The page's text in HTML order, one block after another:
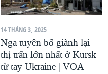
14 THÁNG 3, 2025
Nga tuyên bố giành lại
thị trấn lớn nhất ở Kursk
từ tay Ukraine | VOA